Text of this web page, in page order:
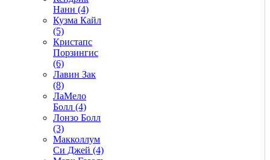
Нанн (4)
Кузма Кайл
(5)
Кристапс
Порзингис
(6)
Лавин Зак
(8)
ЛаМело
Болл (4)
Лонзо Болл
(3)
Макколлум
Си Джей (4)